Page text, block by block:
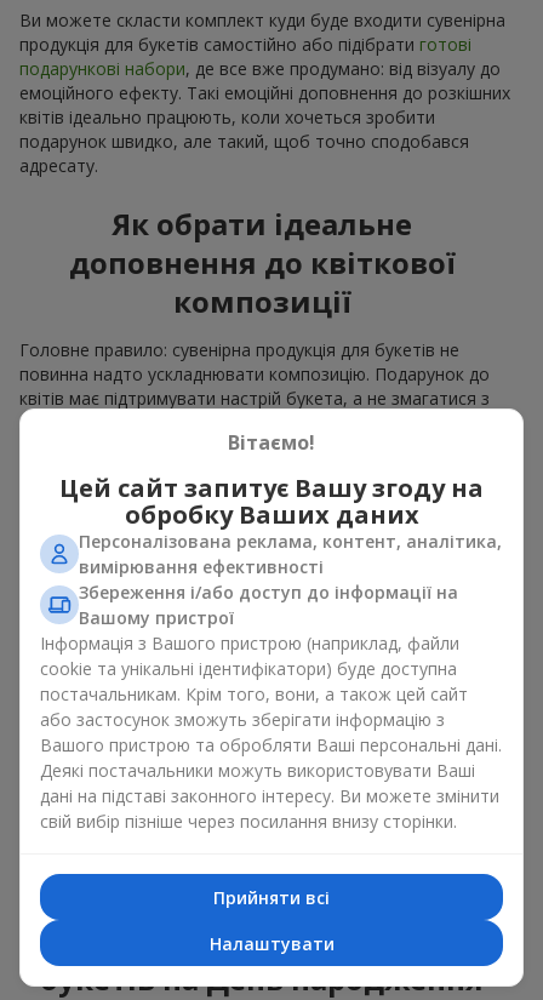
Ви можете скласти комплект куди буде входити сувенірна
продукція для букетів самостійно або підібрати готові
подарункові набори, де все вже продумано: від візуалу до
емоційного ефекту. Такі емоційні доповнення до розкішних
квітів ідеально працюють, коли хочеться зробити
подарунок швидко, але такий, щоб точно сподобався
адресату.
Як обрати ідеальне
доповнення до квіткової
композиції
Головне правило: сувенірна продукція для букетів не
повинна надто ускладнювати композицію. Подарунок до
квітів має підтримувати настрій букета, а не змагатися з
ним. Для ніжних композицій підійде сувенірна продукція для
букетів, як легкі символічні додатки та легкі елементи
Для яскравих є сенс використати більш сміливі додаткові
акценти, як вишуканіцукеркичи дорогі сувеніри.
Сувенірна продукція для букетів повинна вибиратись,
враховуючи й привід, і людину, якій адресований подарунок.
Якщо сумніваєтесь, яка сувенірна продукція для букетів вам
потрібна — обирайте універсальні маленькі приємності,
широкий вибір яких знайдеться у нашому каталозі.
Сувеніри до букетів на різні свята
Свято задає настрій, а сувенірна продукція для букетів його
підкреслює. Саме тому сувеніри для квітів часто обирають з
урахуванням дати та події. В нашому асортименті
знайдеться сувенірна продукція для букетів, що підійде до
бюджет.
Сувенірна продукція до
букетів на День народження
Вітаємо!
Цей сайт запитує Вашу згоду на
обробку Ваших даних
Персоналізована реклама, контент, аналітика,
вимірювання ефективності
Збереження і/або доступ до інформації на
Вашому пристрої
Інформація з Вашого пристрою (наприклад, файли
cookie та унікальні ідентифікатори) буде доступна
постачальникам. Крім того, вони, а також цей сайт
або застосунок зможуть зберігати інформацію з
Вашого пристрою та обробляти Ваші персональні дані.
Деякі постачальники можуть використовувати Ваші
дані на підставі законного інтересу. Ви можете змінити
свій вибір пізніше через посилання внизу сторінки.
Прийняти всі
Налаштувати